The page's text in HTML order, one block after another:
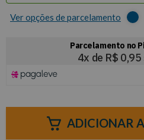
Ver opções de parcelamento
ADICIONAR